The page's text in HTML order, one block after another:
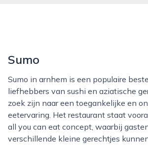
Sumo
Sumo in arnhem is een populaire bestemming voor
liefhebbers van sushi en aziatische
zoek zijn naar een toegankelijke en
eetervaring. Het restaurant staat
all you can eat concept, waarbij
verschillende kleine gerechtjes